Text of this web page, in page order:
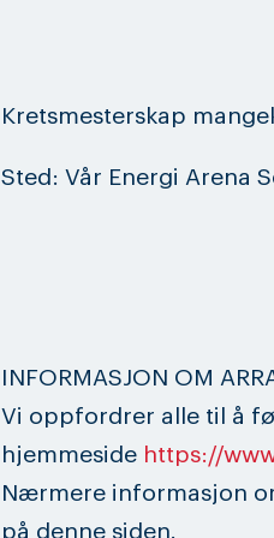
Kretsmesterskap
Sted: Vår Energi Arena
INFORMASJON OM
Vi oppfordrer alle til å
hjemmeside https://
Nærmere informasjon
på denne siden.